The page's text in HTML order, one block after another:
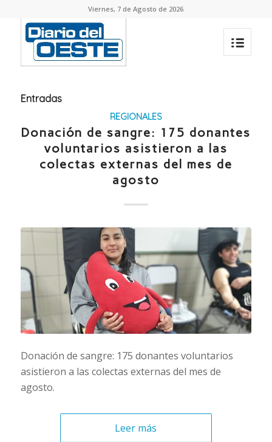
Viernes, 7 de Agosto de 2026
Entradas
REGIONALES
Donación de sangre: 175 donantes
voluntarios asistieron a las
colectas externas del mes de
agosto
Donación de sangre: 175 donantes voluntarios
asistieron a las colectas externas del mes de
agosto.
Leer más